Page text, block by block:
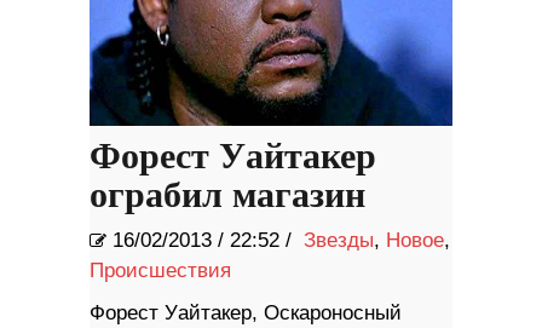
Форест Уайтакер
ограбил магазин
16/02/2013 / 22:52 / Звезды, Новое,
Происшествия
Форест Уайтакер, Оскароносный